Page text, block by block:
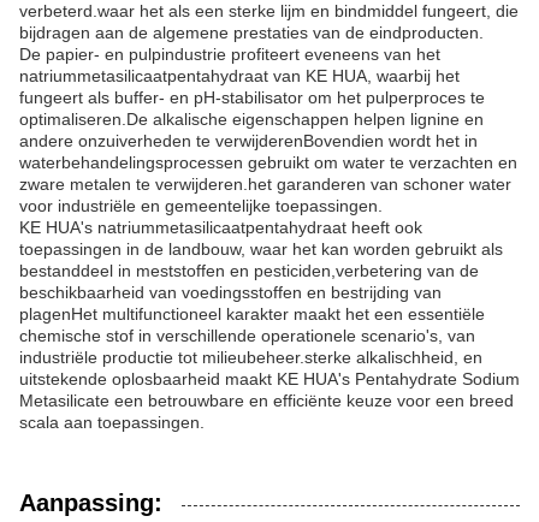
verbeterd.waar het als een sterke lijm en bindmiddel fungeert, die
bijdragen aan de algemene prestaties van de eindproducten.
De papier- en pulpindustrie profiteert eveneens van het
natriummetasilicaatpentahydraat van KE HUA, waarbij het
fungeert als buffer- en pH-stabilisator om het pulperproces te
optimaliseren.De alkalische eigenschappen helpen lignine en
andere onzuiverheden te verwijderenBovendien wordt het in
waterbehandelingsprocessen gebruikt om water te verzachten en
zware metalen te verwijderen.het garanderen van schoner water
voor industriële en gemeentelijke toepassingen.
KE HUA's natriummetasilicaatpentahydraat heeft ook
toepassingen in de landbouw, waar het kan worden gebruikt als
bestanddeel in meststoffen en pesticiden,verbetering van de
beschikbaarheid van voedingsstoffen en bestrijding van
plagenHet multifunctioneel karakter maakt het een essentiële
chemische stof in verschillende operationele scenario's, van
industriële productie tot milieubeheer.sterke alkalischheid, en
uitstekende oplosbaarheid maakt KE HUA's Pentahydrate Sodium
Metasilicate een betrouwbare en efficiënte keuze voor een breed
scala aan toepassingen.
Aanpassing: